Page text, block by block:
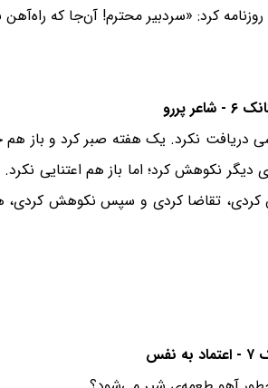
کرد: «سردبیر محترم! آن‌جا که
شاعر پررو
دریافت نکرد. یک هفته صبر کرد و باز
دیگر نکوهش کرد؛ اما باز هم اعتنایی
تقاضا کردی و سپس نکوهش کردی،